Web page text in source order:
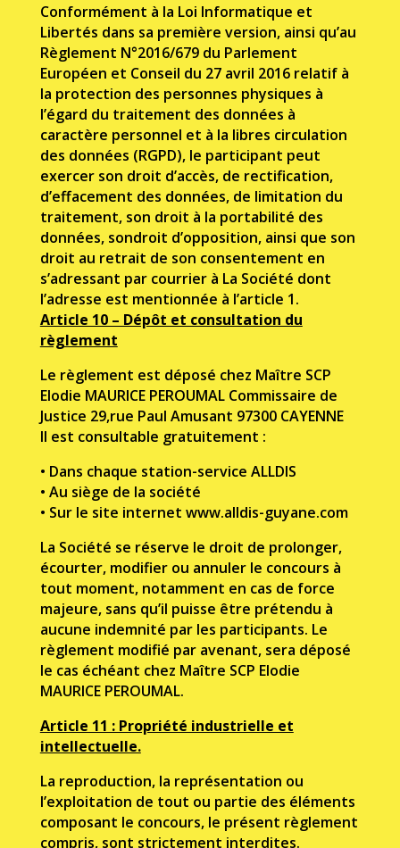
Conformément à la Loi Informatique et
Libertés dans sa première version, ainsi qu’au
Règlement N°2016/679 du Parlement
Européen et Conseil du 27 avril 2016 relatif à
la protection des personnes physiques à
l’égard du traitement des données à
caractère personnel et à la libres circulation
des données (RGPD), le participant peut
exercer son droit d’accès, de rectification,
d’effacement des données, de limitation du
traitement, son droit à la portabilité des
données, sondroit d’opposition, ainsi que son
droit au retrait de son consentement en
s’adressant par courrier à La Société dont
l’adresse est mentionnée à l’article 1.
Article 10 – Dépôt et consultation du
règlement
Le règlement est déposé chez Maître SCP
Elodie MAURICE PEROUMAL Commissaire de
Justice 29,rue Paul Amusant 97300 CAYENNE
Il est consultable gratuitement :
• Dans chaque station-service ALLDIS
• Au siège de la société
• Sur le site internet www.alldis-guyane.com
La Société se réserve le droit de prolonger,
écourter, modifier ou annuler le concours à
tout moment, notamment en cas de force
majeure, sans qu’il puisse être prétendu à
aucune indemnité par les participants. Le
règlement modifié par avenant, sera déposé
le cas échéant chez Maître SCP Elodie
MAURICE PEROUMAL.
Article 11 : Propriété industrielle et
intellectuelle.
La reproduction, la représentation ou
l’exploitation de tout ou partie des éléments
composant le concours, le présent règlement
compris, sont strictement interdites.